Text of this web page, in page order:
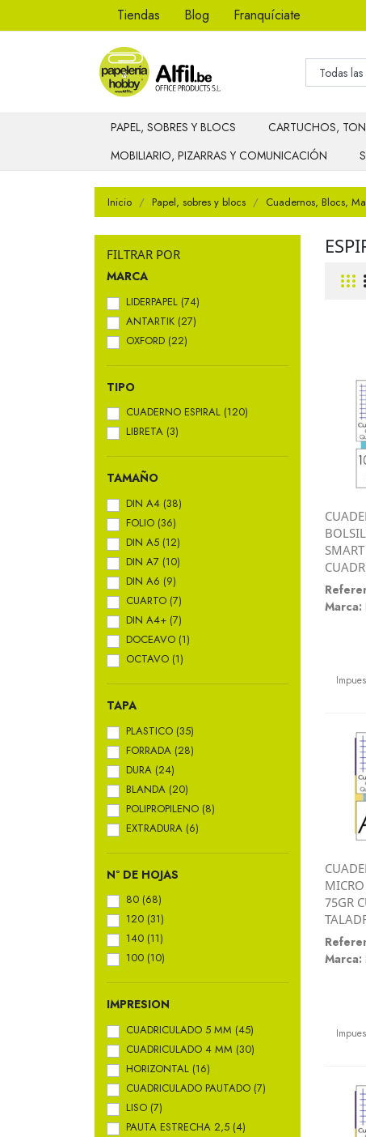
Tiendas Blog Franquíciate
PAPEL, SOBRES Y BLOCS CARTUCHOS,
MOBILIARIO, PIZARRAS Y COMUNICACIÓN
Inicio Papel, sobres y blocs Cuadernos, Blocs,
FILTRAR POR
MARCA
LIDERPAPEL (74)
ANTARTIK (27)
OXFORD (22)
TIPO
CUADERNO ESPIRAL (120)
LIBRETA (3)
TAMAÑO
DIN A4 (38)
FOLIO (36)
DIN A5 (12)
DIN A7 (10)
DIN A6 (9)
CUARTO (7)
DIN A4+ (7)
DOCEAVO (1)
OCTAVO (1)
TAPA
PLASTICO (35)
FORRADA (28)
DURA (24)
BLANDA (20)
POLIPROPILENO (8)
EXTRADURA (6)
Nº DE HOJAS
80 (68)
120 (31)
140 (11)
100 (10)
IMPRESION
CUADRICULADO 5 MM (45)
CUADRICULADO 4 MM (30)
HORIZONTAL (16)
CUADRICULADO PAUTADO (7)
LISO (7)
PAUTA ESTRECHA 2,5 (4)
Marca:
75GR
Marca: